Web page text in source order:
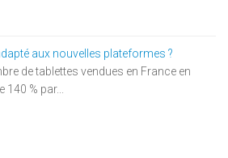
aux nouvelles plateformes ?
de tablettes vendues en France en
% par...